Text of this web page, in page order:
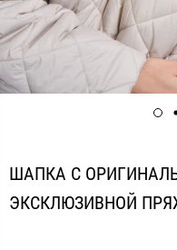
ШАПКА С
ЭКСКЛЮЗИВНОЙ